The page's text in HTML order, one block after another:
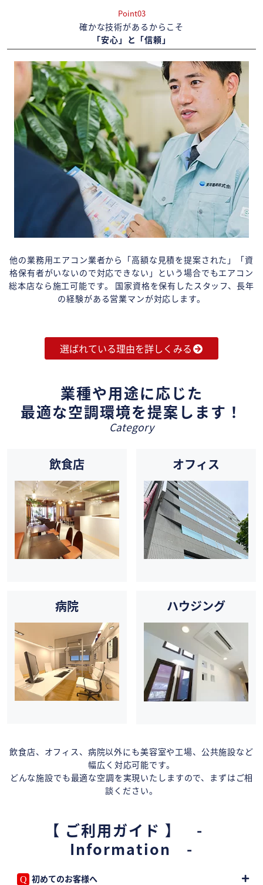
Point03
確かな技術があるからこそ
「安心」と「信頼」
他の業務用エアコン業者から「高額な見積を提案された」「資
格保有者がいないので対応できない」という場合でもエアコン
総本店なら施工可能です。 国家資格を保有したスタッフ、長年
の経験がある営業マンが対応します。
選ばれている理由を詳しくみる
業種や用途に応じた
最適な空調環境を提案します！
Category
飲食店 オフィス
病院 ハウジング
飲食店、オフィス、病院以外にも美容室や工場、公共施設など
幅広く対応可能です。
どんな施設でも最適な空調を実現いたしますので、まずはご相
談ください。
【 ご利用ガイド 】 -
Information -
初めてのお客様へ